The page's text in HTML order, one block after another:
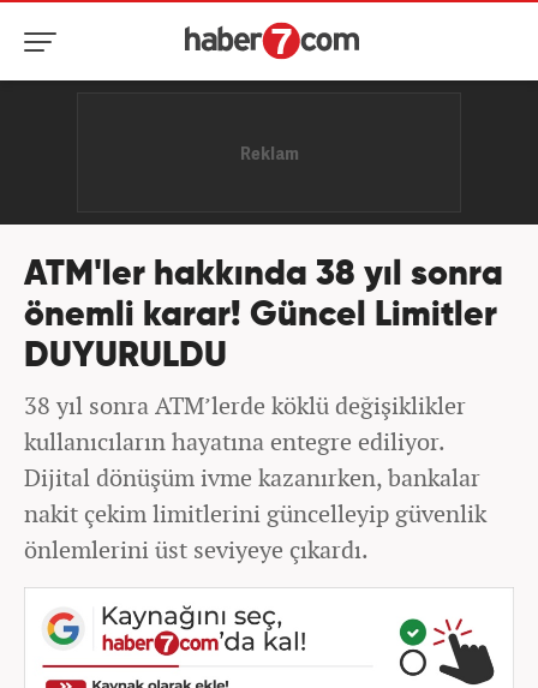
ATM'ler hakkında 38 yıl sonra
önemli karar! Güncel Limitler
DUYURULDU
38 yıl sonra ATM’lerde köklü değişiklikler
kullanıcıların hayatına entegre ediliyor.
Dijital dönüşüm ivme kazanırken, bankalar
nakit çekim limitlerini güncelleyip güvenlik
önlemlerini üst seviyeye çıkardı.